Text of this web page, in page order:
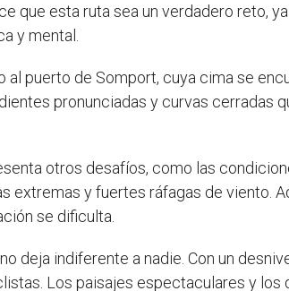
que esta ruta sea un verdadero reto,
y mental.
puerto de Somport, cuya cima se
pronunciadas y curvas cerradas
otros desafíos, como las
extremas y fuertes ráfagas de viento.
se dificulta.
deja indiferente a nadie. Con un
Los paisajes espectaculares y